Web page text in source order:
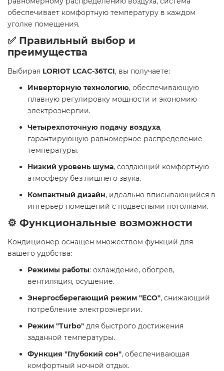
обеспечивает комфортную температуру в каждом
уголке помещения.
✅ Правильный выбор и
преимущества
Выбирая LORIOT LCAC-36TCI, вы получаете:
Инверторную технологию, обеспечивающую
плавную регулировку мощности и экономию
электроэнергии.
Четырехпоточную подачу воздуха,
гарантирующую равномерное распределение
температуры.
Низкий уровень шума, создающий комфортную
атмосферу без лишнего звука.
Компактный дизайн, идеально вписывающийся в
интерьер помещений с подвесными потолками.
⚙️ Функциональные возможности
Кондиционер оснащен множеством функций для
вашего удобства:
Режимы работы: охлаждение, обогрев,
вентиляция, осушение.
Энергосберегающий режим "ECO", снижающий
потребление электроэнергии.
Режим "Turbo" для быстрого достижения
заданной температуры.
Функция "Глубокий сон", обеспечивающая
комфортный ночной отдых.